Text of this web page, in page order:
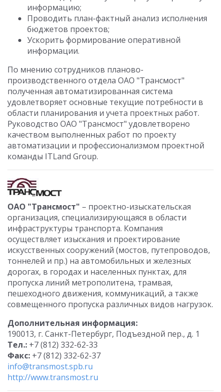
информацию;
Проводить план-фактный анализ исполнения
бюджетов проектов;
Ускорить формирование оперативной
информации.
По мнению сотрудников планово-
производственного отдела ОАО "Трансмост"
полученная автоматизированная система
удовлетворяет основные текущие потребности в
области планирования и учета проектных работ.
Руководство ОАО "Трансмост" удовлетворено
качеством выполненных работ по проекту
автоматизации и профессионализмом проектной
команды ITLand Group.
ОАО "Трансмост" – проектно-изыскательская
организация, специализирующаяся в области
инфраструктуры транспорта. Компания
осуществляет изыскания и проектирование
искусственных сооружений (мостов, путепроводов,
тоннелей и пр.) на автомобильных и железных
дорогах, в городах и населенных пунктах, для
пропуска линий метрополитена, трамвая,
пешеходного движения, коммуникаций, а также
совмещенного пропуска различных видов нагрузок.
Дополнительная информация:
190013, г. Санкт-Петербург, Подъездной пер., д. 1
Тел.: +7 (812) 332-62-33
Факс: +7 (812) 332-62-37
info@transmost.spb.ru
http://www.transmost.ru